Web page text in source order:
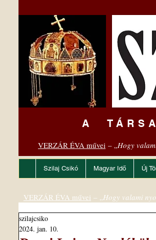
A
VERZÁR ÉVA művei – „Hogy
Szilaj Csikó Magyar Idő Új
szilajcsiko
2024. jan. 10.
VERZÁR ÉVA művei – „Hogy valami